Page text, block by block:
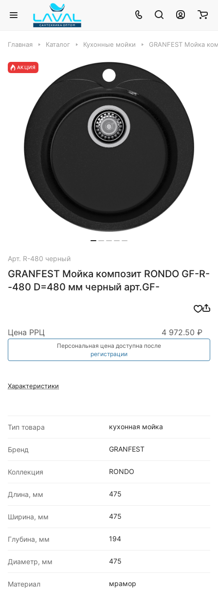
Главная Каталог Кухонные мойки GRANFEST Мойка
АКЦИЯ
Арт. R-480 черный
GRANFEST Мойка композит RONDO GF-R-
-480 D=480 мм черный арт.GF-
Цена РРЦ 4 972.50 ₽
Персональная цена доступна после
регистрации
Характеристики
Тип товара кухонная мойка
Бренд GRANFEST
Коллекция RONDO
Длина, мм 475
Ширина, мм 475
Глубина, мм 194
Диаметр, мм 475
Материал мрамор